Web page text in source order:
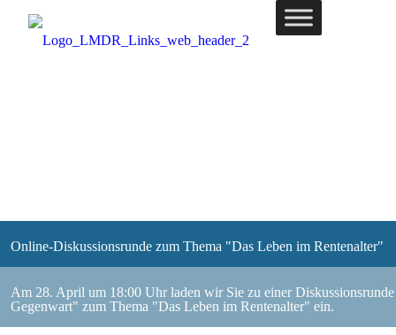
Online-Diskussionsrunde zum Thema "Das Leben im Rentenalter"
Am 28. April um 18:00 Uhr laden wir Sie zu einer
Gegenwart" zum Thema "Das Leben im Rentenalter" ein.